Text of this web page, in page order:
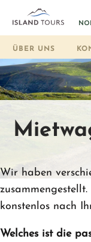
ÜBER UNS
Wir haben
konstenlos nach
Welches ist die